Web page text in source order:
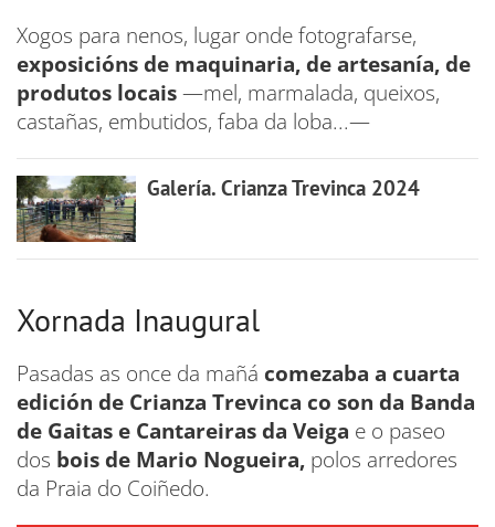
Xogos para nenos, lugar onde fotografarse,
exposicións de maquinaria, de artesanía, de
produtos locais—mel, marmalada, queixos,
castañas, embutidos, faba da loba...—
Galería. Crianza Trevinca 2024
Xornada Inaugural
Pasadas as once da mañá comezaba a cuarta
edición de Crianza Trevinca co son da Banda
de Gaitas e Cantareiras da Veiga e o paseo
dos bois de Mario Nogueira, polos arredores
da Praia do Coiñedo.